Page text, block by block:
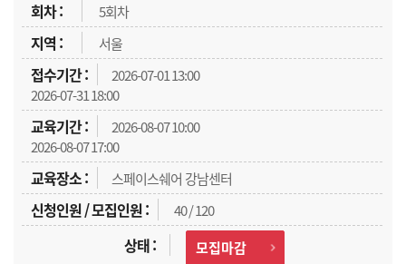
5회차
서울
2026-07-01 13:00
2026-07-31 18:00
2026-08-07 10:00
2026-08-07 17:00
스페이스쉐어 강남센터
40 / 120
모집마감